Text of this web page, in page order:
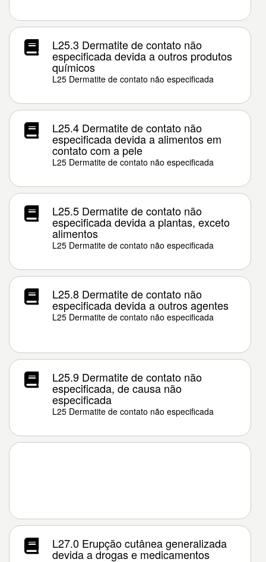
L25.3 Dermatite de contato não
especificada devida a outros produtos
químicos
L25 Dermatite de contato não especificada
L25.4 Dermatite de contato não
especificada devida a alimentos em
contato com a pele
L25 Dermatite de contato não especificada
L25.5 Dermatite de contato não
especificada devida a plantas, exceto
alimentos
L25 Dermatite de contato não especificada
L25.8 Dermatite de contato não
especificada devida a outros agentes
L25 Dermatite de contato não especificada
L25.9 Dermatite de contato não
especificada, de causa não
especificada
L25 Dermatite de contato não especificada
L27.0 Erupção cutânea generalizada
devida a drogas e medicamentos